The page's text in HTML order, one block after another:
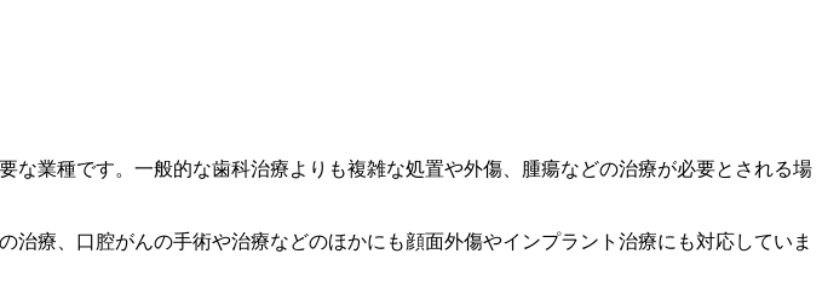
業種です。一般的な歯科治療よりも複雑な処置や外傷、腫瘍などの治療が必要とされる場
療、口腔がんの手術や治療などのほかにも顔面外傷やインプラント治療にも対応していま